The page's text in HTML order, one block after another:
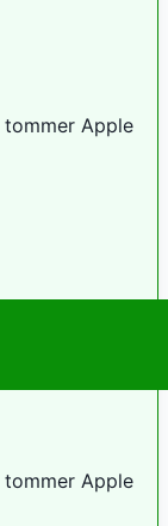
Apple
Apple